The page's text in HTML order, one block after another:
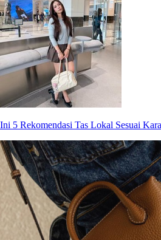
Ini 5 Rekomendasi Tas Lokal Sesuai